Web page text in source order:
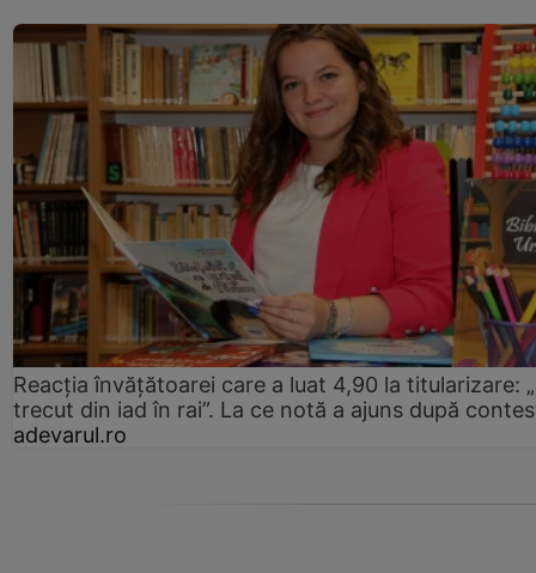
Reacția învățătoarei care a luat 4,90 la titularizare:
trecut din iad în rai”. La ce notă a ajuns după
adevarul.ro